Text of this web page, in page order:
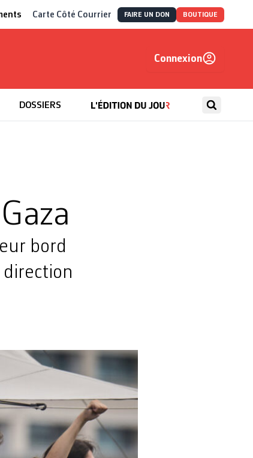
Carte Côté Courrier FAIRE UN DON BOUTIQUE
Connexion
DOSSIERS
bord
direction